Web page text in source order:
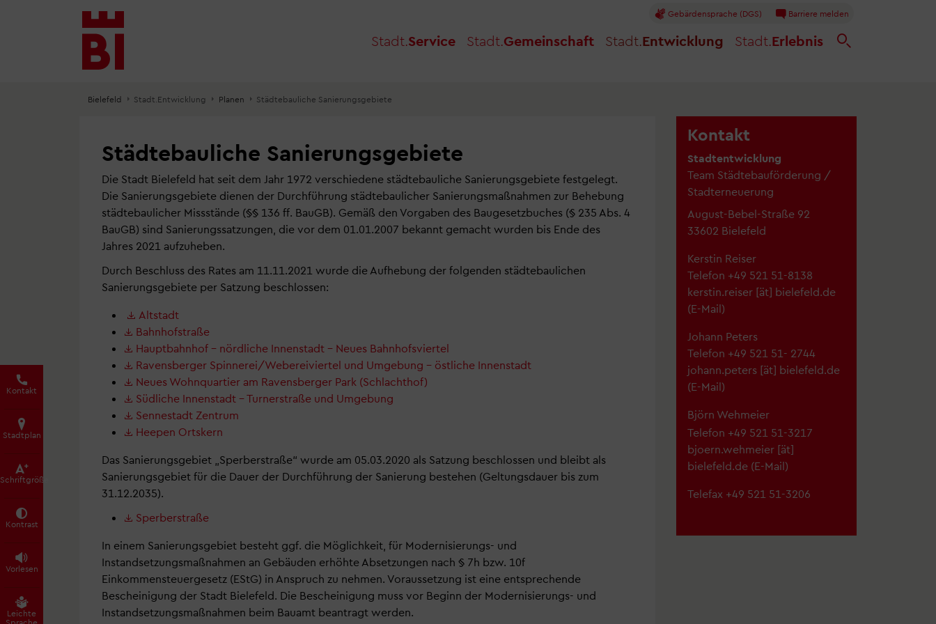
Inhalt
anspringen
Menü
anspringen
Suche
anspringen
Stadt.Service Stadt.Gemeinschaft Stadt.Entwicklung Stadt.Erlebnis
Kontakt
Stadtplan
Schrift­größe
Kontrast
Vorlesen
Leichte
Sprache
Gebärdensprache (DGS) Barriere melden
Bielefeld Stadt.Entwicklung Planen Städtebauliche Sanierungsgebiete
Städtebauliche Sanierungsgebiete
Die Stadt Bielefeld hat seit dem Jahr 1972 verschiedene städtebauliche Sanierungsgebiete festgelegt.
Die Sanierungsgebiete dienen der Durchführung städtebaulicher Sanierungsmaßnahmen zur Behebung
städtebaulicher Missstände (§§ 136 ff. BauGB). Gemäß den Vorgaben des Baugesetzbuches (§ 235 Abs. 4
BauGB) sind Sanierungssatzungen, die vor dem 01.01.2007 bekannt gemacht wurden bis Ende des
Jahres 2021 aufzuheben.
Durch Beschluss des Rates am 11.11.2021 wurde die Aufhebung der folgenden städtebaulichen
Sanierungsgebiete per Satzung beschlossen:
Altstadt
Bahnhofstraße
Hauptbahnhof – nördliche Innenstadt – Neues Bahnhofsviertel
Ravensberger Spinnerei/Webereiviertel und Umgebung – östliche Innenstadt
Neues Wohnquartier am Ravensberger Park (Schlachthof)
Südliche Innenstadt – Turnerstraße und Umgebung
Sennestadt Zentrum
Heepen Ortskern
Das Sanierungsgebiet „Sperberstraße“ wurde am 05.03.2020 als Satzung beschlossen und bleibt als
Sanierungsgebiet für die Dauer der Durchführung der Sanierung bestehen (Geltungsdauer bis zum
31.12.2035).
Sperberstraße
In einem Sanierungsgebiet besteht ggf. die Möglichkeit, für Modernisierungs- und
Instandsetzungsmaßnahmen an Gebäuden erhöhte Absetzungen nach § 7h bzw. 10f
Einkommensteuergesetz (EStG) in Anspruch zu nehmen. Voraussetzung ist eine entsprechende
Bescheinigung der Stadt Bielefeld. Die Bescheinigung muss vor Beginn der Modernisierungs- und
Instandsetzungsmaßnahmen beim Bauamt beantragt werden.
Kontakt
Stadtentwicklung
Team Städtebauförderung /
Stadterneuerung
August-Bebel-Straße 92
33602 Bielefeld
Kerstin Reiser
Telefon +49 521 51-8138
kerstin.reiser [ät] bielefeld.de
(E-Mail)
Johann Peters
Telefon +49 521 51- 2744
johann.peters [ät] bielefeld.de
(E-Mail)
Björn Wehmeier
Telefon +49 521 51-3217
bjoern.wehmeier [ät]
bielefeld.de (E-Mail)
Telefax +49 521 51-3206